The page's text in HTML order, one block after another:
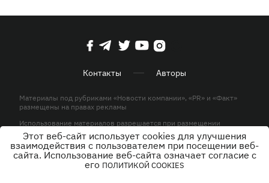
Контакты Авторы
Материалы под рубриками «Новости компании», «PR» и «Факт»
размещены на правах рекламы
Использование материалов разрешается при размещении
активной гиперссылки на KP.UA в первом абзаце.
© ООО «ЮЛАВ МЕДИА»,2026. Все права защищены.
Этот веб-сайт использует cookies для улучшения
взаимодействия с пользователем при посещении веб-
сайта. Использование веб-сайта означает согласие с
его ПОЛИТИКОЙ COOKIES